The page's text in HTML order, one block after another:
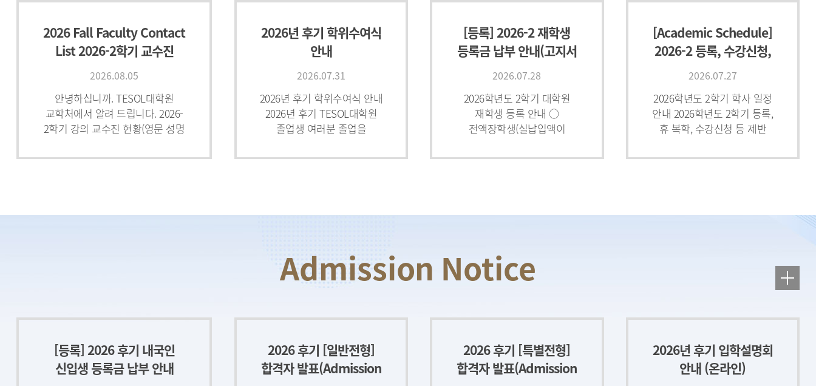
2026 Fall Faculty Contact
List 2026-2학기 교수진
연락처
2026.08.05
안녕하십니까. TESOL대학원
교학처에서 알려 드립니다. 2026-
2학기 강의 교수진 현황(영문 성명
참고 부탁드립니다.감사합니다.
2026년 후기 학위수여식
안내
2026.07.31
2026년 후기 학위수여식 안내
2026년 후기 TESOL대학원
졸업생 여러분 졸업을
학위수여식 및 학위기 배부,
[등록] 2026-2 재학생
등록금 납부 안내(고지서
출력) Tuition Payment
2026.07.28
2026학년도 2학기 대학원
재학생 등록 안내 ○
전액장학생(실납입액이
반드시 등록절차를 취해야 함
[Academic Schedule]
2026-2 등록, 수강신청,
휴·복학 등 제반 학사일
2026.07.27
2026학년도 2학기 학사 일정
안내 2026학년도 2학기 등록,
휴 복학, 수강신청 등 제반
안내드립니다. - 아 래 - * Ove
[등록] 2026 후기 내국인
신입생 등록금 납부 안내
2026 후기 [일반전형]
합격자 발표(Admission
2026 후기 [특별전형]
합격자 발표(Admission
2026년 후기 입학설명회
안내 (온라인)